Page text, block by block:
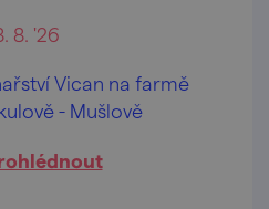
8. '26
Vican na farmě
- Mušlově